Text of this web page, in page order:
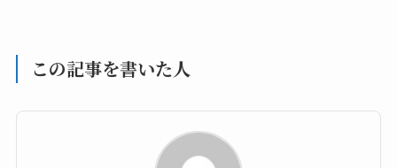
この記事を書いた人